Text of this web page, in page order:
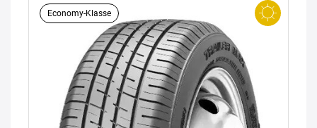
Economy-Klasse